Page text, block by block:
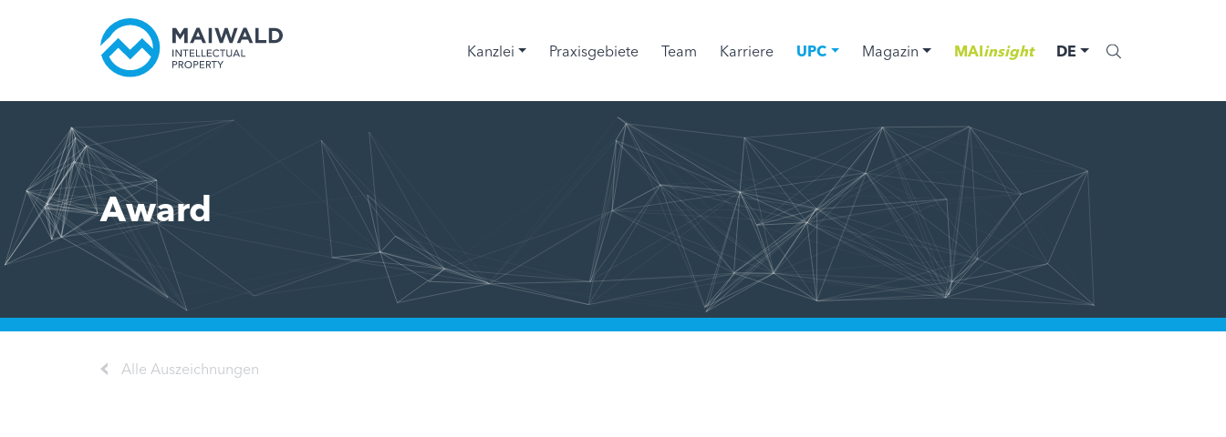
Kanzlei Praxisgebiete Team Karriere UPC Magazin MAIinsight DE
Award
Alle Auszeichnungen